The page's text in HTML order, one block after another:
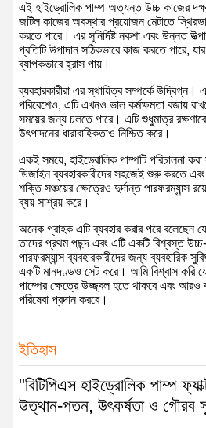
এই হাইড্রোলিক পাম্প অত্যন্ত উচ্চ কাজের
জটিল কাজের অবস্থার প্রয়োজন মেটাতে
করতে পারে। এর সুনির্দিষ্ট নকশা এবং উন্নত
প্রতিটি উপাদান সঠিকভাবে কাজ করতে পারে,
ব্যাপকভাবে হ্রাস পায়।
ব্যবহারকারীরা এর স্থায়িত্ব সম্পর্কে উদ্বিগ্ন।
পরিবেশেও, এটি এখনও ভাল কর্মক্ষমতা বজায়
সময়ের জন্য চলতে পারে। এটি শুধুমাত্র
উৎপাদনের ধারাবাহিকতাও নিশ্চিত করে।
একই সময়ে, হাইড্রোলিক পাম্পটি পরিচালনা করা
ডিজাইন ব্যবহারকারীদের সহজেই শুরু করতে
শক্তি সঞ্চয়ের ক্ষেত্রেও দুর্দান্ত পারফরম্যান্স
ব্যয় সাশ্রয় করে।
অনেক গ্রাহক এটি ব্যবহার করার পরে বলেছেন
তাদের প্রথম পছন্দ এবং এটি একটি বিশ্বস্ত
পারফরম্যান্স ব্যবহারকারীদের জন্য ব্যবহারিক
একটি মানদণ্ডও সেট করে। আমি বিশ্বাস করি
পাম্পের ক্ষেত্রে উজ্জ্বল হতে থাকবে এবং আরও
পরিষেবা প্রদান করবে।
ইতিহাস
"বিটিপিএস হাইড্রোলিক পাম্প
উত্থান-পতন, উৎকর্ষতা ও গৌরব